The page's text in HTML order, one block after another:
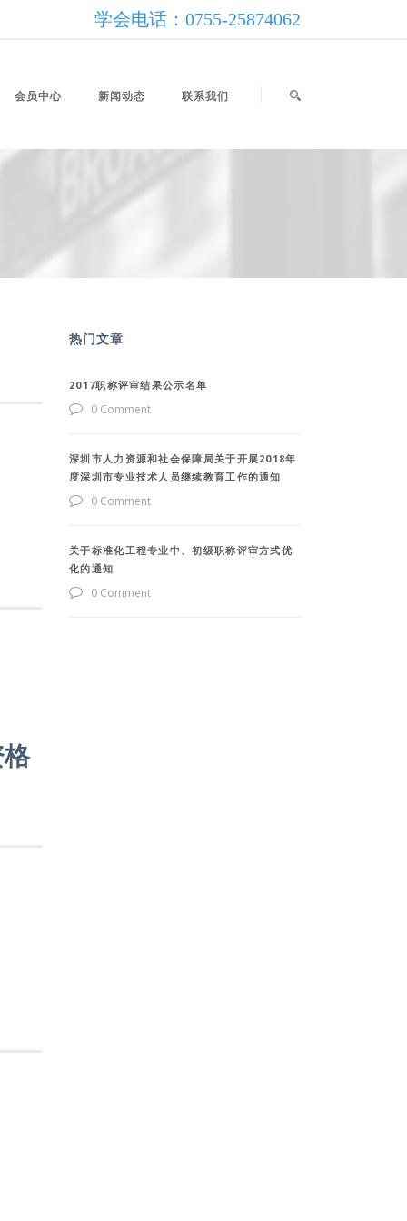
学会电话：0755-25874062
会员中心 新闻动态 联系我们
热门文章
2017职称评审结果公示名单
0 Comment
深圳市人力资源和社会保障局关于开展2018年
度深圳市专业技术人员继续教育工作的通知
0 Comment
关于标准化工程专业中、初级职称评审方式优
化的通知
0 Comment